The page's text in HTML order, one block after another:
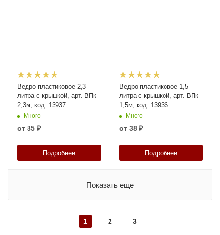
Ведро пластиковое 2,3
литра с крышкой, арт. ВПк
2,3м, код: 13937
Много
от 85 ₽
Подробнее
Ведро пластиковое 1,5
литра с крышкой, арт. ВПк
1,5м, код: 13936
Много
от 38 ₽
Подробнее
Показать еще
1 2 3